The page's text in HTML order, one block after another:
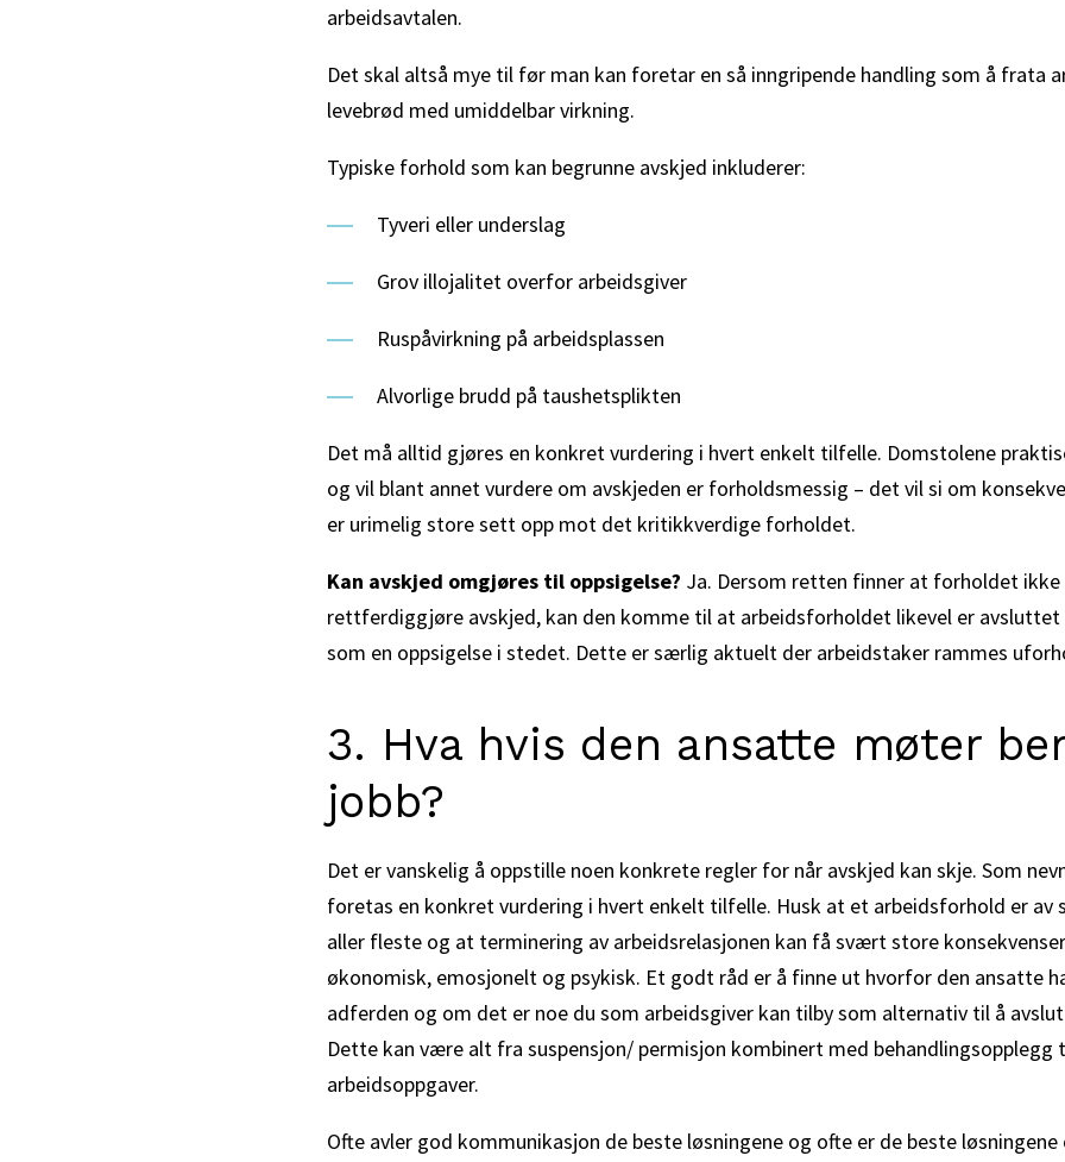
arbeidsavtalen.
Det skal altså mye til før man kan foretar en så inngripende handling som å frata
levebrød med umiddelbar virkning.
Typiske forhold som kan begrunne avskjed inkluderer:
Tyveri eller underslag
Grov illojalitet overfor arbeidsgiver
Ruspåvirkning på arbeidsplassen
Alvorlige brudd på taushetsplikten
Det må alltid gjøres en konkret vurdering i hvert enkelt tilfelle. Domstolene
og vil blant annet vurdere om avskjeden er forholdsmessig – det vil si om
er urimelig store sett opp mot det kritikkverdige forholdet.
Kan avskjed omgjøres til oppsigelse? Ja. Dersom retten finner at forholdet
rettferdiggjøre avskjed, kan den komme til at arbeidsforholdet likevel er avsluttet
som en oppsigelse i stedet. Dette er særlig aktuelt der arbeidstaker rammes
3. Hva hvis den ansatte møter
jobb?
Det er vanskelig å oppstille noen konkrete regler for når avskjed kan skje. Som
foretas en konkret vurdering i hvert enkelt tilfelle. Husk at et arbeidsforhold er
aller fleste og at terminering av arbeidsrelasjonen kan få svært store
økonomisk, emosjonelt og psykisk. Et godt råd er å finne ut hvorfor den ansatte
adferden og om det er noe du som arbeidsgiver kan tilby som alternativ til å
Dette kan være alt fra suspensjon/ permisjon kombinert med behandlingsopplegg
arbeidsoppgaver.
Ofte avler god kommunikasjon de beste løsningene og ofte er de beste